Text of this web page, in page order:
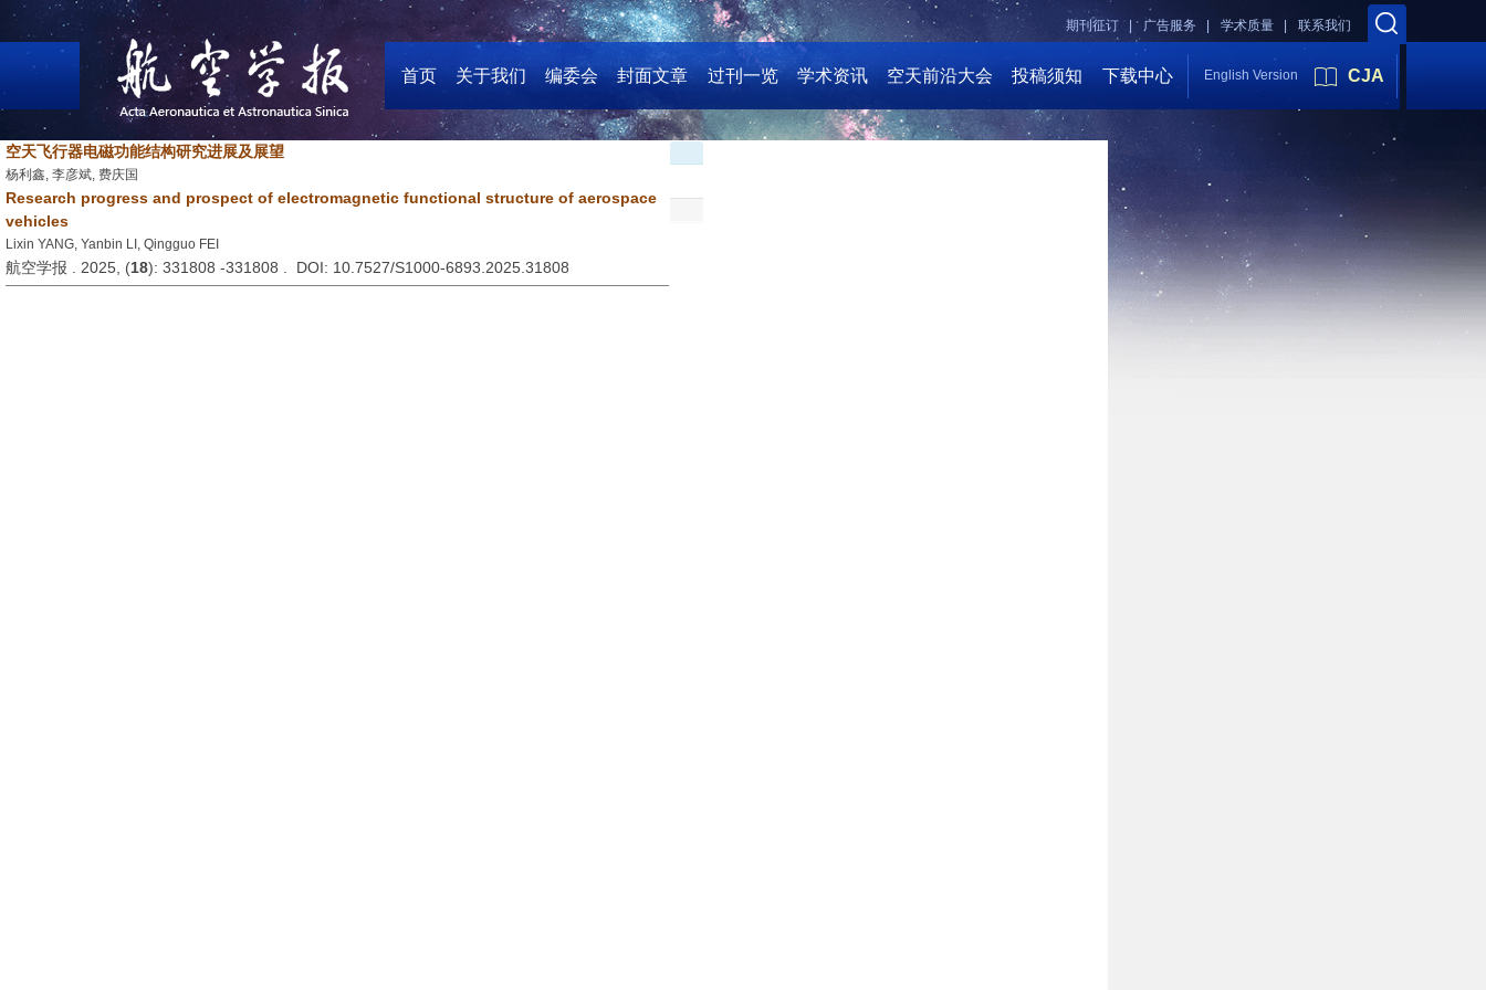
联系我们
学术质量 |
广告服务 |
期刊征订 |
首页 关于我们 编委会 封面文章 过刊一览 学术资讯 空天前沿大会 投稿须知 下载中心 English Version CJA
空天飞行器电磁功能结构研究进展及展望
杨利鑫, 李彦斌, 费庆国
Research progress and prospect of electromagnetic functional structure of aerospace
vehicles
Lixin YANG, Yanbin LI, Qingguo FEI
航空学报 . 2025, (18): 331808 -331808 . DOI: 10.7527/S1000-6893.2025.31808